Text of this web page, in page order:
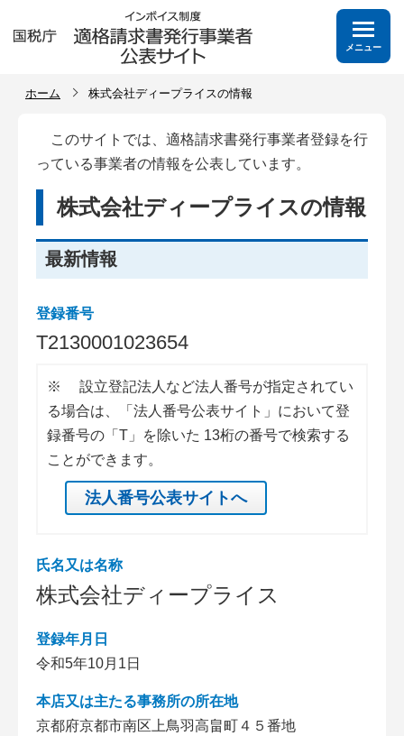
メニュー
ホーム 株式会社ディープライスの情報
このサイトでは、適格請求書発行事業者登録を行
っている事業者の情報を公表しています。
株式会社ディープライスの情報
最新情報
登録番号
T2130001023654
※
設立登記法人など法人番号が指定されてい
る場合は、「法人番号公表サイト」において登
録番号の「T」を除いた 13桁の番号で検索する
ことができます。
法人番号公表サイトへ
氏名又は名称
株式会社ディープライス
登録年月日
令和5年10月1日
本店又は主たる事務所の所在地
京都府京都市南区上鳥羽高畠町４５番地